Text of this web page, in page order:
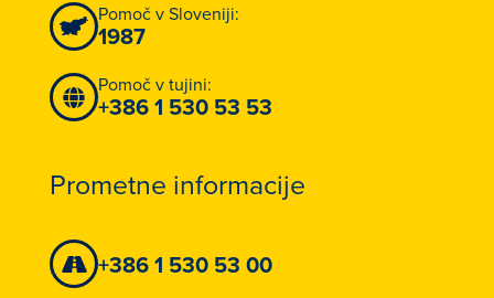
Pomoč v Sloveniji:
1987
Pomoč v tujini:
+386 1 530 53 53
Prometne informacije
+386 1 530 53 00